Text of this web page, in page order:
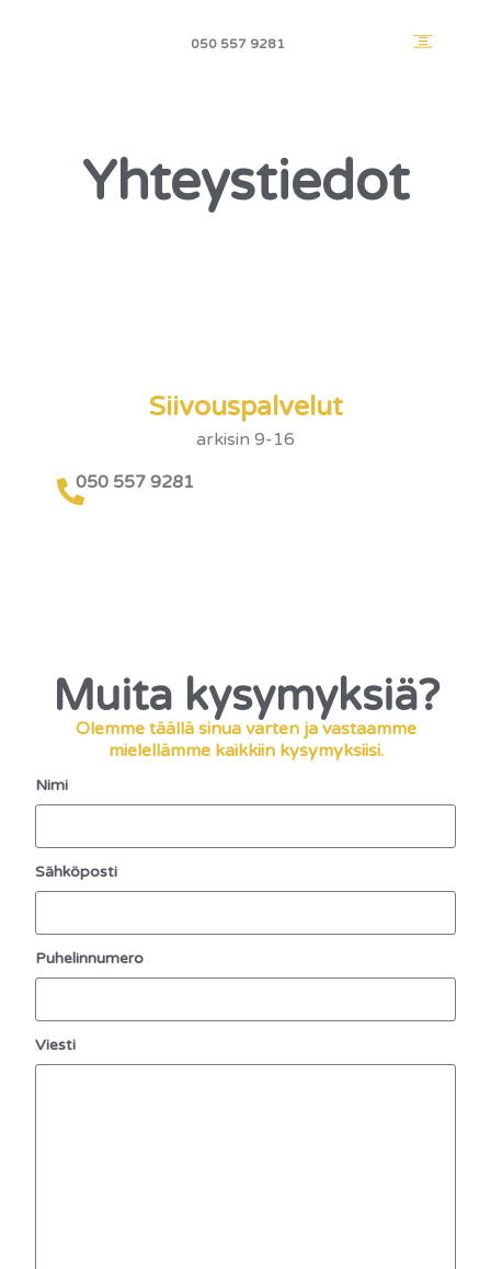
050 557 9281
Yhteystiedot
Siivouspalvelut
arkisin 9-16
050 557 9281
Muita kysymyksiä?
Olemme täällä sinua varten ja vastaamme
mielellämme kaikkiin kysymyksiisi.
Nimi
Sähköposti
Puhelinnumero
Viesti